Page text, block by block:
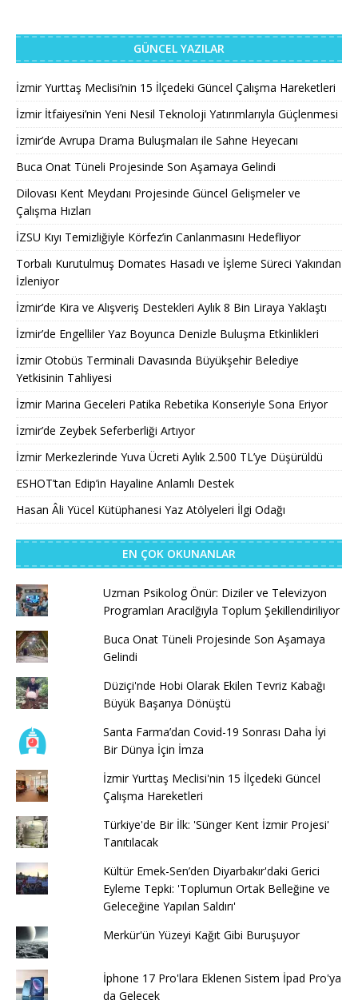
GÜNCEL YAZILAR
İzmir Yurttaş Meclisi’nin 15 İlçedeki Güncel Çalışma Hareketleri
İzmir İtfaiyesi’nin Yeni Nesil Teknoloji Yatırımlarıyla Güçlenmesi
İzmir’de Avrupa Drama Buluşmaları ile Sahne Heyecanı
Buca Onat Tüneli Projesinde Son Aşamaya Gelindi
Dilovası Kent Meydanı Projesinde Güncel Gelişmeler ve
Çalışma Hızları
İZSU Kıyı Temizliğiyle Körfez’in Canlanmasını Hedefliyor
Torbalı Kurutulmuş Domates Hasadı ve İşleme Süreci Yakından
İzleniyor
İzmir’de Kira ve Alışveriş Destekleri Aylık 8 Bin Liraya Yaklaştı
İzmir’de Engelliler Yaz Boyunca Denizle Buluşma Etkinlikleri
İzmir Otobüs Terminali Davasında Büyükşehir Belediye
Yetkisinin Tahliyesi
İzmir Marina Geceleri Patika Rebetika Konseriyle Sona Eriyor
İzmir’de Zeybek Seferberliği Artıyor
İzmir Merkezlerinde Yuva Ücreti Aylık 2.500 TL’ye Düşürüldü
ESHOT’tan Edip’in Hayaline Anlamlı Destek
Hasan Âli Yücel Kütüphanesi Yaz Atölyeleri İlgi Odağı
EN ÇOK OKUNANLAR
Uzman Psikolog Önür: Diziler ve Televizyon
Programları Aracılğıyla Toplum Şekillendiriliyor
Buca Onat Tüneli Projesinde Son Aşamaya
Gelindi
Düziçi'nde Hobi Olarak Ekilen Tevriz Kabağı
Büyük Başarıya Dönüştü
Santa Farma’dan Covid-19 Sonrası Daha İyi
Bir Dünya İçin İmza
İzmir Yurttaş Meclisi'nin 15 İlçedeki Güncel
Çalışma Hareketleri
Türkiye'de Bir İlk: 'Sünger Kent İzmir Projesi'
Tanıtılacak
Kültür Emek-Sen’den Diyarbakır'daki Gerici
Eyleme Tepki: 'Toplumun Ortak Belleğine ve
Geleceğine Yapılan Saldırı'
Merkür'ün Yüzeyi Kağıt Gibi Buruşuyor
İphone 17 Pro'lara Eklenen Sistem İpad Pro'ya
da Gelecek